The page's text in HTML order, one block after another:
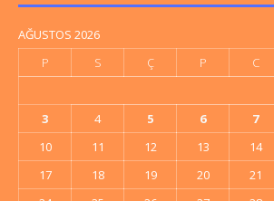
AĞUSTOS 2026
P
S Ç P C
3
4 5 6 7
10
11 12 13 14
17
18 19 20 21